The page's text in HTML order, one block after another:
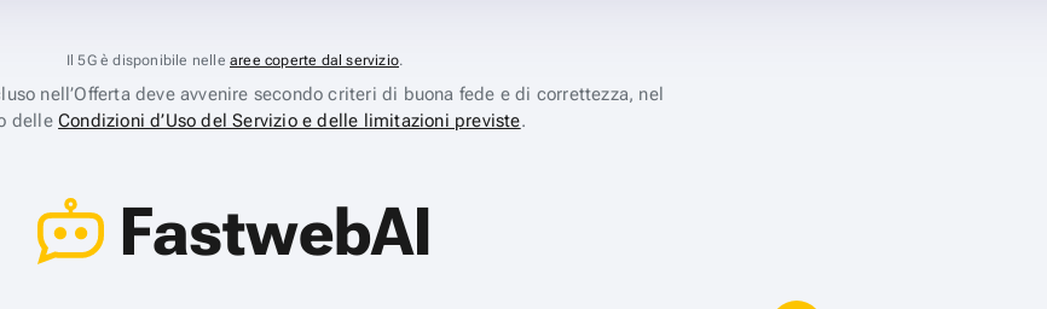
Il 5G è disponibile nelle aree coperte dal servizio.
nell’Offerta deve avvenire secondo criteri di buona fede e di correttezza, nel
delleCondizioni d’Uso del Servizio e delle limitazioni previste.
FastwebAI